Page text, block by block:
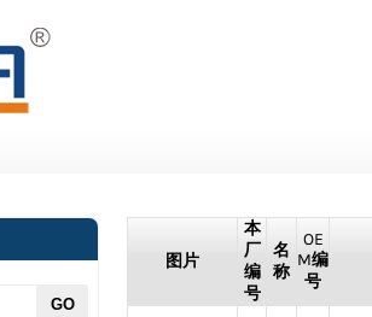
图片
本
厂
编
号
名
称
OE
M编
号